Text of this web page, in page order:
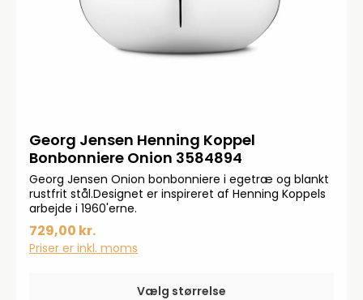
Georg Jensen Henning Koppel
Bonbonniere Onion 3584894
Georg Jensen Onion bonbonniere i egetræ og blankt
rustfrit stål.Designet er inspireret af Henning Koppels
arbejde i 1960'erne.
729,00 kr.
Priser er inkl. moms
Vælg størrelse